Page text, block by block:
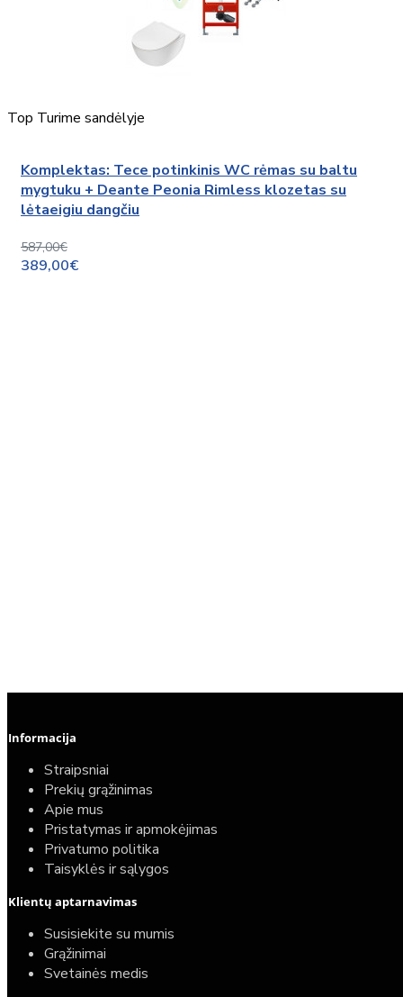
Top Turime sandėlyje
Komplektas: Tece potinkinis WC rėmas su baltu
mygtuku + Deante Peonia Rimless klozetas su
lėtaeigiu dangčiu
587,00€
389,00€
Informacija
Straipsniai
Prekių grąžinimas
Apie mus
Pristatymas ir apmokėjimas
Privatumo politika
Taisyklės ir sąlygos
Klientų aptarnavimas
Susisiekite su mumis
Grąžinimai
Svetainės medis